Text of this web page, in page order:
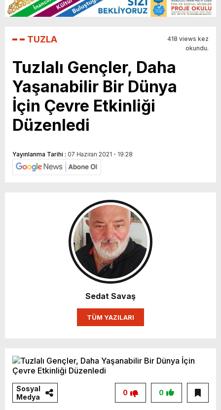
TUZLA
418 views kez
okundu.
Tuzlalı Gençler, Daha
Yaşanabilir Bir Dünya
İçin Çevre Etkinliği
Düzenledi
Yayınlanma Tarihi : 07 Haziran 2021 - 19:28
Sedat Savaş
TÜM YAZILARI
Sosyal
Medya
0
0